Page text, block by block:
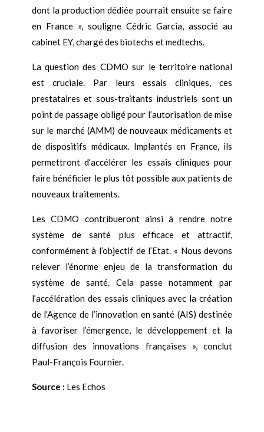
dont la production dédiée pourrait ensuite se faire
en France », souligne Cédric Garcia, associé au
cabinet EY, chargé des biotechs et medtechs.
La question des CDMO sur le territoire national
est cruciale. Par leurs essais cliniques, ces
prestataires et sous-traitants industriels sont un
point de passage obligé pour l’autorisation de mise
sur le marché (AMM) de nouveaux médicaments et
de dispositifs médicaux. Implantés en France, ils
permettront d’accélérer les essais cliniques pour
faire bénéficier le plus tôt possible aux patients de
nouveaux traitements.
Les CDMO contribueront ainsi à rendre notre
système de santé plus efficace et attractif,
conformément à l’objectif de l’Etat. « Nous devons
relever l’énorme enjeu de la transformation du
système de santé. Cela passe notamment par
l’accélération des essais cliniques avec la création
de l’Agence de l’innovation en santé (AIS) destinée
à favoriser l’émergence, le développement et la
diffusion des innovations françaises », conclut
Paul-François Fournier.
Source : Les Echos